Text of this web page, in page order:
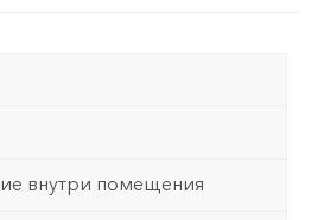
внутри помещения